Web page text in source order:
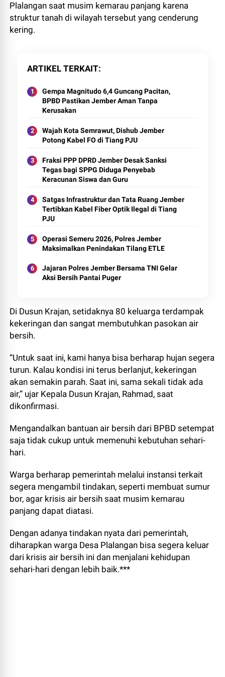
Plalangan saat musim kemarau panjang karena
struktur tanah di wilayah tersebut yang cenderung
kering.
ARTIKEL TERKAIT
Gempa Magnitudo 6,4 Guncang Pacitan,
BPBD Pastikan Jember Aman Tanpa
Kerusakan
Wajah Kota Semrawut, Dishub Jember
Potong Kabel FO di Tiang PJU
Fraksi PPP DPRD Jember Desak Sanksi
Tegas bagi SPPG Diduga Penyebab
Keracunan Siswa dan Guru
Satgas Infrastruktur dan Tata Ruang Jember
Tertibkan Kabel Fiber Optik Ilegal di Tiang
PJU
Operasi Semeru 2026, Polres Jember
Maksimalkan Penindakan Tilang ETLE
Jajaran Polres Jember Bersama TNI Gelar
Aksi Bersih Pantai Puger
Di Dusun Krajan, setidaknya 80 keluarga terdampak
kekeringan dan sangat membutuhkan pasokan air
bersih.
“Untuk saat ini, kami hanya bisa berharap hujan segera
turun. Kalau kondisi ini terus berlanjut, kekeringan
akan semakin parah. Saat ini, sama sekali tidak ada
air,” ujar Kepala Dusun Krajan, Rahmad, saat
dikonfirmasi.
Mengandalkan bantuan air bersih dari BPBD setempat
saja tidak cukup untuk memenuhi kebutuhan sehari-
hari.
Warga berharap pemerintah melalui instansi terkait
segera mengambil tindakan, seperti membuat sumur
bor, agar krisis air bersih saat musim kemarau
panjang dapat diatasi.
Dengan adanya tindakan nyata dari pemerintah,
diharapkan warga Desa Plalangan bisa segera keluar
dari krisis air bersih ini dan menjalani kehidupan
sehari-hari dengan lebih baik.***